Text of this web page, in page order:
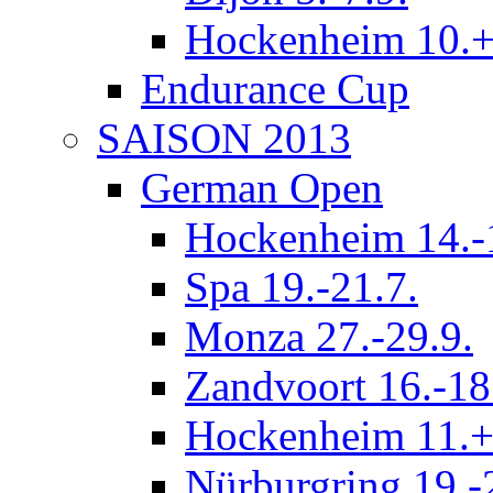
Hockenheim
Endurance Cup
SAISON 2013
German Open
Hockenheim
Spa 19.-21.7.
Monza 27.-29.9.
Zandvoort 16.-
Hockenheim